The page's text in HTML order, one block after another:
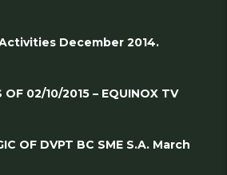
Activities December 2014.
OF 02/10/2015 – EQUINOX TV
OF DVPT BC SME S.A. March